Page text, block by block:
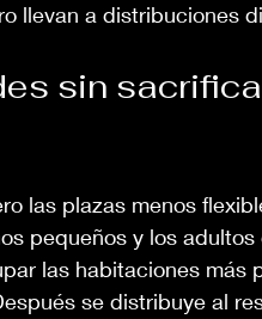
llevan a distribuciones
sin
las plazas menos
pequeños y los adultos
las habitaciones más
se distribuye al